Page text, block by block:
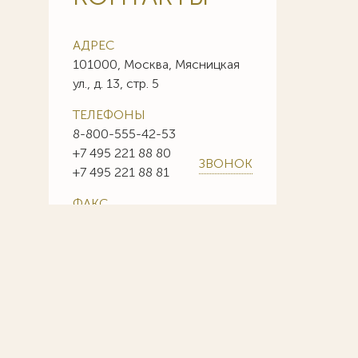
АДРЕС
101000, Москва, Мясницкая
ул., д. 13, стр. 5
ТЕЛЕФОНЫ
8-800-555-42-53
+7 495 221 88 80
+7 495 221 88 81
ЗВОНОК
ФАКС